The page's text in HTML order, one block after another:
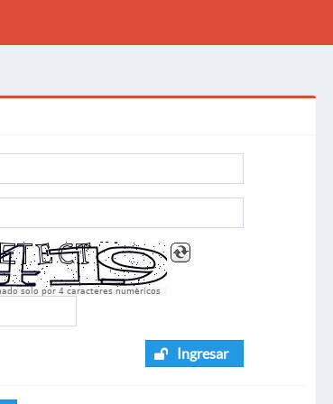
solo por 4 caracteres numèricos
Ingresar